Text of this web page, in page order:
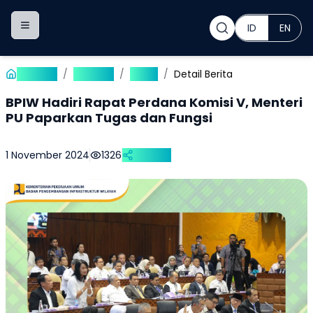
Toggle navigation menu ID EN
/ / / Detail Berita
BPIW Hadiri Rapat Perdana Komisi V, Menteri
PU Paparkan Tugas dan Fungsi
1 November 2024 1326